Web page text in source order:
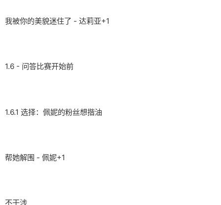
我被你的美貌迷住了 - 达莉亚+1
1.6 - 问答比赛开始前
1.6.1 选择：佩妮的粉丝想揩油
帮她解围 - 佩妮+1
不干涉